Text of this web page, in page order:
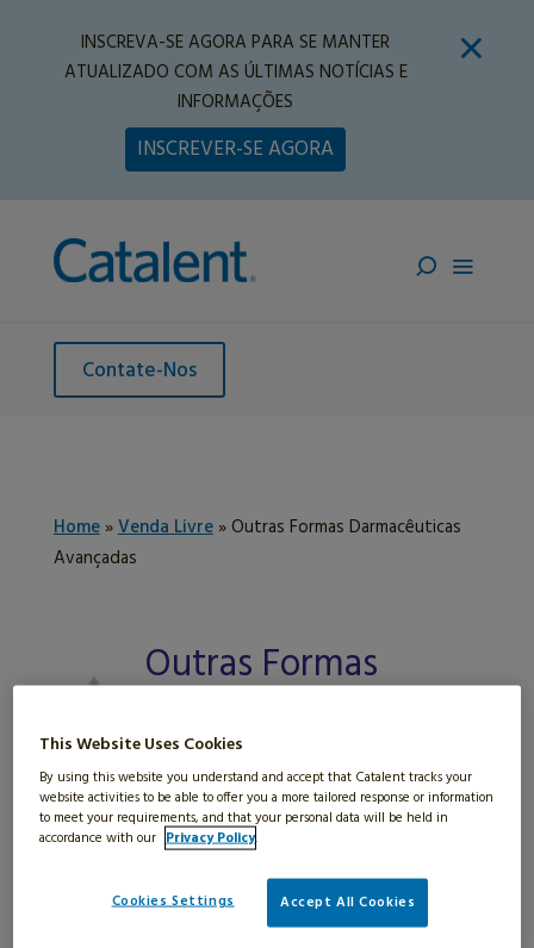
INSCREVA-SE AGORA PARA SE MANTER
ATUALIZADO COM AS ÚLTIMAS NOTÍCIAS E
INFORMAÇÕES
INSCREVER-SE AGORA
Contate-Nos
Home»Venda Livre»Outras Formas Darmacêuticas
Avançadas
Outras Formas
Darmacêuticas
Avançadas
MANTENHA SUA POSIÇÃO DE
LIDERANÇA COM NOSSAS
TECNOLOGIAS EXCLUSIVAS DE
ADMINISTRAÇÃO PARA PRODUTOS
This Website Uses Cookies
By using this website you understand and accept that Catalent tracks your
website activities to be able to offer you a more tailored response or information
to meet your requirements, and that your personal data will be held in
accordance with our Privacy Policy.
Cookies Settings Accept All Cookies